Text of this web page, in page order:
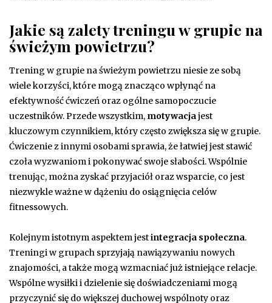
Jakie są zalety treningu w grupie na
świeżym powietrzu?
Trening w grupie na świeżym powietrzu niesie ze sobą
wiele korzyści, które mogą znacząco wpłynąć na
efektywność ćwiczeń oraz ogólne samopoczucie
uczestników. Przede wszystkim, motywacjajest
kluczowym czynnikiem, który często zwiększa się w grupie.
Ćwiczenie z innymi osobami sprawia, że łatwiej jest stawić
czoła wyzwaniom i pokonywać swoje słabości. Wspólnie
trenując, można zyskać przyjaciół oraz wsparcie, co jest
niezwykle ważne w dążeniu do osiągnięcia celów
fitnessowych.
Kolejnym istotnym aspektem jestintegracja społeczna.
Treningi w grupach sprzyjają nawiązywaniu nowych
znajomości, a także mogą wzmacniać już istniejące relacje.
Wspólne wysiłki i dzielenie się doświadczeniami mogą
przyczynić się do większej duchowej wspólnoty oraz